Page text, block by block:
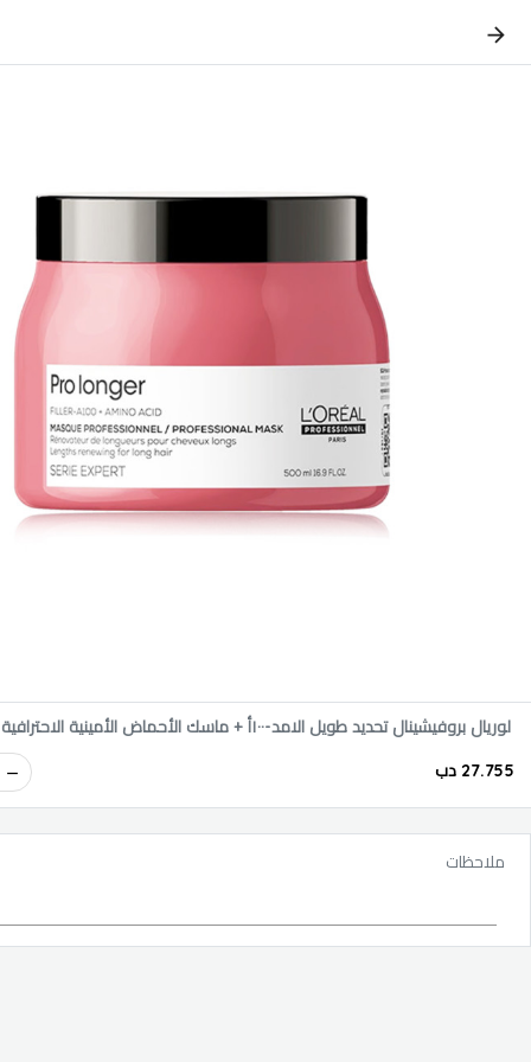
لوريال بروفيشينال تحديد طويل الامد-١٠٠أ + ماسك الأحماض الأمينية الاحترافية ٥٠٠ مل
27.755 دب
ملاحظات